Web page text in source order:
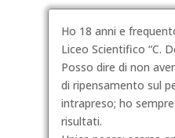
Ho 18 anni e
Liceo Scientifico “C.
Posso dire di non
di ripensamento sul
intrapreso; ho
risultati.